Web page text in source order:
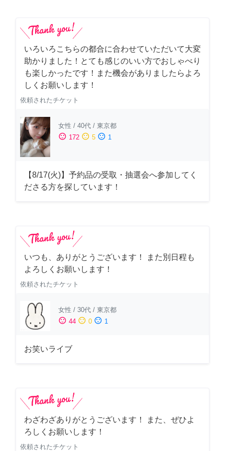
いろいろこちらの都合に合わせていただいて大変
助かりました！とても感じのいい方でおしゃべり
も楽しかったです！また機会がありましたらよろ
しくお願いします！
依頼されたチケット
女性 / 40代 / 東京都
sentiment_satisfied 172 sentiment_neutral 5 sentiment_dissatisfied 1
【8/17(火)】予約品の受取・抽選会へ参加してく
ださる方を探しています！
いつも、ありがとうございます！ また別日程も
よろしくお願いします！
依頼されたチケット
女性 / 30代 / 東京都
sentiment_satisfied 44 sentiment_neutral 0 sentiment_dissatisfied 1
お笑いライブ
わざわざありがとうございます！ また、ぜひよ
ろしくお願いします！
依頼されたチケット